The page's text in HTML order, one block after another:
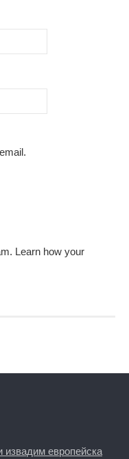
Learn how your
извадим европейска